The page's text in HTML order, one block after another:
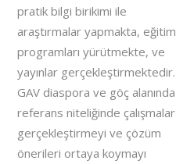
pratik bilgi birikimi ile
araştırmalar yapmakta, eğitim
programları yürütmekte, ve
yayınlar gerçekleştirmektedir.
GAV diaspora ve göç alanında
referans niteliğinde çalışmalar
gerçekleştirmeyi ve çözüm
önerileri ortaya koymayı